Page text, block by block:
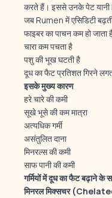
करते हैं। इससे उनके पेट यानी
जब Rumen में एसिडिटी
फाइबर का पाचन कम हो जाता
चारा कम पचता है
पशु की भूख घटती है
दूध का फैट प्रतिशत गिरने
इसकेमुख्यकारण
हरे चारे की कमी
सूखे भूसे की कम मात्रा
अत्यधिक गर्मी
असंतुलित दाना
मिनरल्स की कमी
साफ पानी की कमी
गर्मियोंमेंदूधकाफैटबढ़ानेके
मिनरलमिक्सचर